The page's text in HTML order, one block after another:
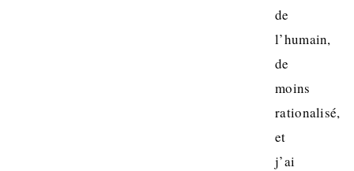
de
l’humain,
de
moins
rationalisé,
et
j’ai